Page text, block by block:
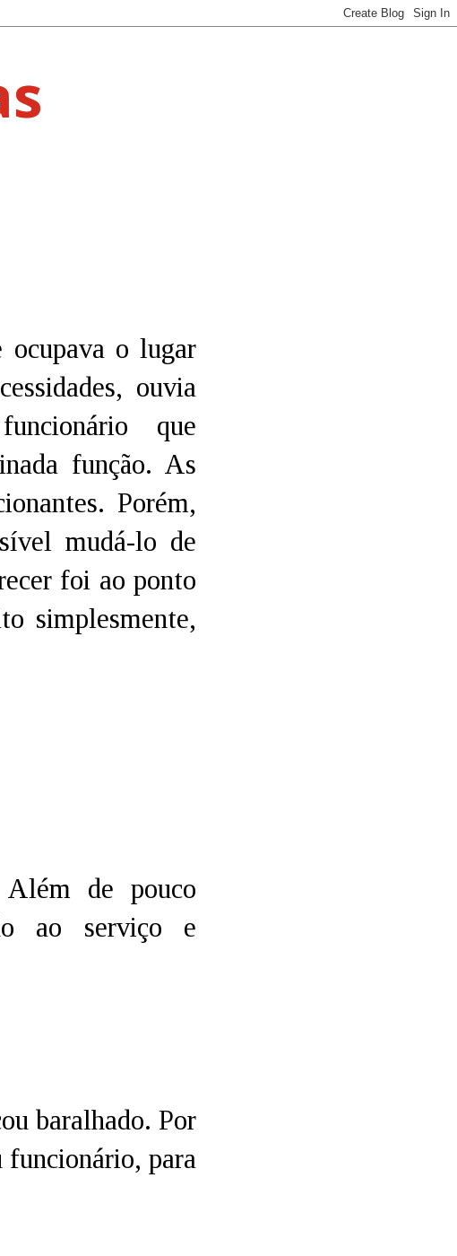
o lugar
ouvia
que
função. As
Porém,
mudá-lo de
foi ao ponto
simplesmente,
de pouco
ao serviço e
baralhado. Por
funcionário, para